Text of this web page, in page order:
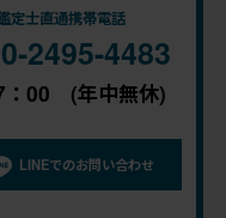
定士直通携帯電話
2495-4483
：00 (年中無休)
LINEでのお問い合わせ